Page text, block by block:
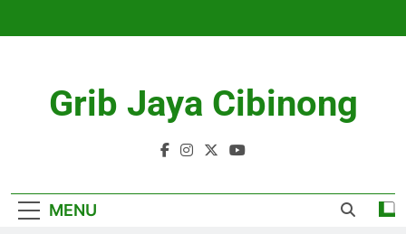
Grib Jaya Cibinong
MENU